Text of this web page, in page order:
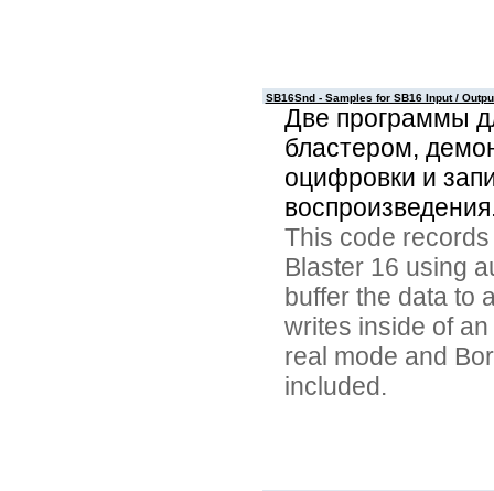
SB16Snd - Samples for SB16 Input /
Две программы
бластером,
оцифровки и
This code
Blaster 16 using
buffer the data to
writes inside of
real mode and
included.